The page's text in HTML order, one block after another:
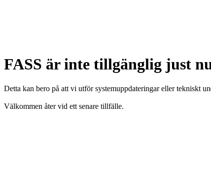
FASS är inte tillgänglig just
Detta kan bero på att vi utför systemuppdateringar eller tekniskt
Välkommen åter vid ett senare tillfälle.